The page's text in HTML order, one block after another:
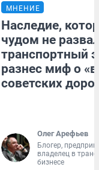
МНЕНИЕ
Наследие,
чудом не
транспортный
разнес миф о
советских
Олег Арефьев
Блогер,
владелец в
бизнесе